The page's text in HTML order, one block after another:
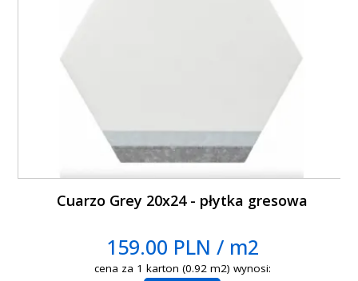
Cuarzo Grey 20x24 - płytka gresowa
159.00 PLN / m2
cena za 1 karton (0.92 m2) wynosi: